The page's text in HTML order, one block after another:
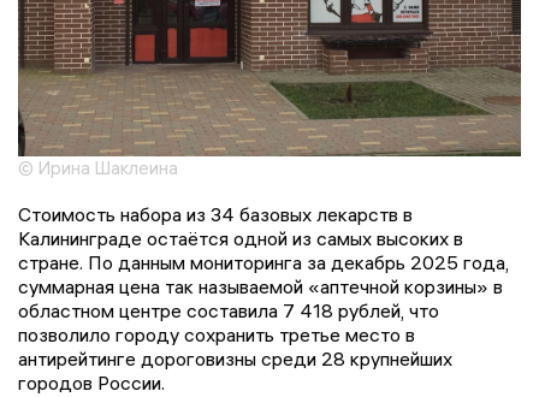
© Ирина Шаклеина
Стоимость набора из 34 базовых лекарств в
Калининграде остаётся одной из самых высоких в
стране. По данным мониторинга за декабрь 2025 года,
суммарная цена так называемой «аптечной корзины» в
областном центре составила 7 418 рублей, что
позволило городу сохранить третье место в
антирейтинге дороговизны среди 28 крупнейших
городов России.